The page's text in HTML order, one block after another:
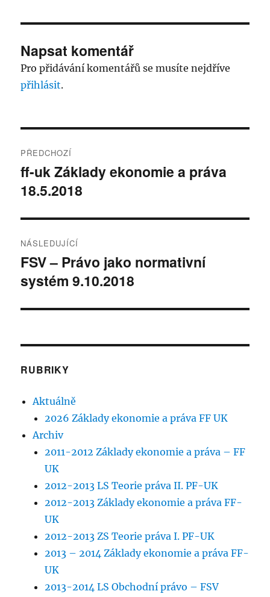
Napsat komentář
Pro přidávání komentářů se musíte nejdříve
přihlásit.
pro
příspěvek
PŘEDCHOZÍ
Předchozí
příspěvek:
ff-uk Základy ekonomie a práva
18.5.2018
NÁSLEDUJÍCÍ
Následující
příspěvek:
FSV – Právo jako normativní
systém 9.10.2018
RUBRIKY
Aktuálně
2026 Základy ekonomie a práva FF UK
Archiv
2011-2012 Základy ekonomie a práva – FF
UK
2012-2013 LS Teorie práva II. PF-UK
2012-2013 Základy ekonomie a práva FF-
UK
2012-2013 ZS Teorie práva I. PF-UK
2013 – 2014 Základy ekonomie a práva FF-
UK
2013-2014 LS Obchodní právo – FSV